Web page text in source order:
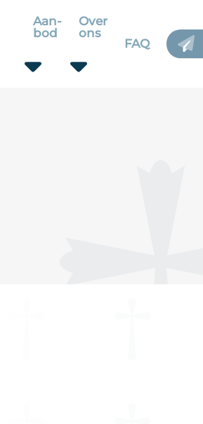
Aan-
bod
Over
ons
FAQ